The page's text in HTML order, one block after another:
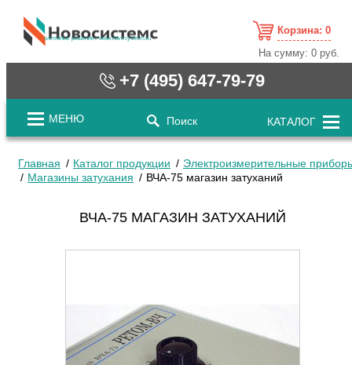
cистемные решения / www.novosystems.ru
Корзина: 0
На сумму:0 руб.
+7 (495) 647-79-79
МЕНЮ Поиск КАТАЛОГ
Главная Каталог продукции
Электроизмерительные
Магазины затухания
ВЧА-75 магазин затуханий
ВЧА-75 МАГАЗИН ЗАТУХАНИЙ